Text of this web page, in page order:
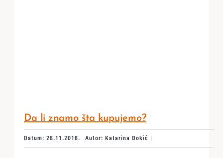
Da li znamo šta kupujemo?
Datum: 28.11.2018. Autor: Katarina Đokić |